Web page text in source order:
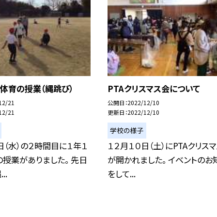
育の授業（縄跳び）
21
21
（水）の２時間目に１年１
業がありました。 先日
PTAクリスマス会について
公開日 2022/12/10
更新日 2022/12/10
学校の様子
１２月１０日（土）にPTAクリス
が開かれました。 イベントのお
をして...